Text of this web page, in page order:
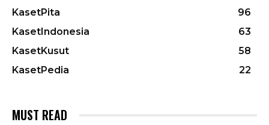
KasetPita
96
KasetIndonesia
63
KasetKusut
58
KasetPedia
22
MUST READ